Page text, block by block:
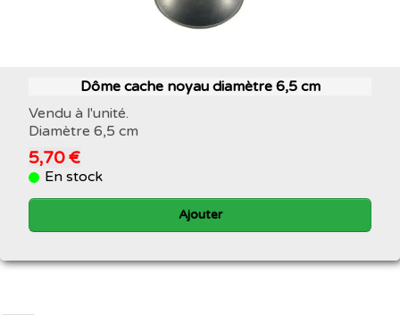
Dôme cache noyau diamètre 6,5 cm
Vendu à l'unité.
Diamètre 6,5 cm
5,70 €
En stock
Ajouter